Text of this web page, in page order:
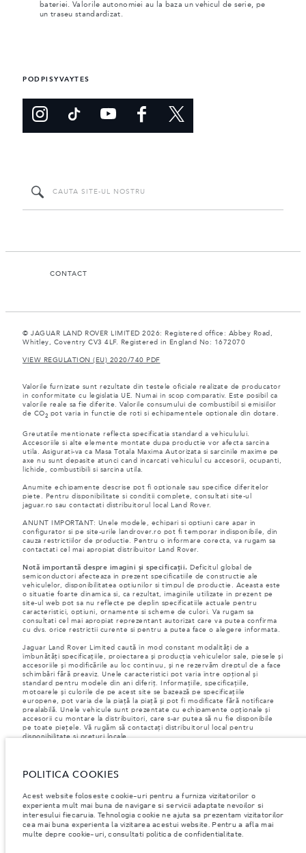
bateriei. Valorile autonomiei au la baza un vehicul de serie, pe
un traseu standardizat.
PODPISYVAYTES
CONTACT
© JAGUAR LAND ROVER LIMITED 2026: Registered office: Abbey Road,
Whitley, Coventry CV3 4LF. Registered in England No: 1672070
VIEW REGULATION (EU) 2020/740 PDF
Valorile furnizate sunt rezultate din testele oficiale realizate de producator
in conformitate cu legislatia UE. Numai in scop comparativ. Este posibil ca
valorile reale sa fie diferite. Valorile consumului de combustibil si emisiilor
de CO2 pot varia in functie de roti si echipamentele optionale din dotare.
Greutatile mentionate reflecta specificatia standard a vehiculului.
Accesoriile si alte elemente montate dupa productie vor afecta sarcina
utila. Asigurati-va ca Masa Totala Maxima Autorizata si sarcinile maxime pe
axe nu sunt depasite atunci cand incarcati vehiculul cu accesorii, ocupanti,
lichide, combustibili si sarcina utila.
Anumite echipamente descrise pot fi optionale sau specifice diferitelor
piete. Pentru disponibilitate si conditii complete, consultati site-ul
jaguar.ro sau contactati distribuitorul local Land Rover.
ANUNT IMPORTANT: Unele modele, echipari si optiuni care apar in
configurator si pe site-urile landrover.ro pot fi temporar indisponibile, din
cauza restrictiilor de productie. Pentru o informare corecta, va rugam sa
contactati cel mai apropiat distribuitor Land Rover.
Notă importantă despre imagini și specificații. Deficitul global de
semiconductori afecteaza in prezent specificatiile de constructie ale
vehiculelor, disponibilitatea optiunilor si timpul de productie. Aceasta este
o situatie foarte dinamica si, ca rezultat, imaginile utilizate in prezent pe
site-ul web pot sa nu reflecte pe deplin specificatiile actuale pentru
caracteristici, optiuni, ornamente si scheme de culori. Va rugam sa
consultati cel mai apropiat reprezentant autorizat care va putea confirma
cu dvs. orice restrictii curente si pentru a putea face o alegere informata.
Jaguar Land Rover Limited caută în mod constant modalități de a
îmbunătăți specificațiile, proiectarea și producția vehiculelor sale, piesele și
accesoriile și modificările au loc continuu, și ne rezervăm dreptul de a face
schimbări fără preaviz. Unele caracteristici pot varia între opțional și
standard pentru modele din ani diferiț. Informațiile, specificațiile,
motoarele și culorile de pe acest site se bazează pe specificațiile
europene, pot varia de la piață la piață și pot fi modificate fără notificare
prealabilă. Unele vehicule sunt prezentate cu echipamente opționale și
accesorii cu montare la distribuitori, care s-ar putea să nu fie disponibile
pe toate piețele. Vă rugăm să contactați distribuitorul local pentru
disponibilitate și prețuri locale.
vehiculele înmatriculate la sau după 1 ianuarie 2021. VIN-ul vehiculului,
392/2021. Datele transmise au legatură cu combustibilul consumat, iar
pentru autovehicule PHEV, se vor transmite informații despre energie și
distanța parcursă. Pentru mai multe informații, vă rugăm să consultați
regulamentul publicat pesite-ul UE. Vă puteți opune transmiterii datelor
specifice vehiculului dumneavoastră înainte de sfârșitul lunii martie pentru
POLITICA COOKIES
Acest website foloseste cookie-uri pentru a furniza vizitatorilor o
experienta mult mai buna de navigare si servicii adaptate nevoilor si
interesului fiecaruia. Tehnologia cookie ne ajuta sa prezentam vizitatorilor
cea mai buna experienta la vizitarea acestui website. Pentru a afla mai
multe depre cookie-uri, consultati politica de confidentialitate.